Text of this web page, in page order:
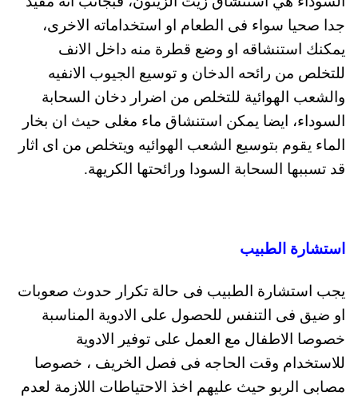
جدا صحيا سواء فى الطعام او استخداماته الاخرى،
يمكنك استنشاقه او وضع قطرة منه داخل الانف
للتخلص من رائحه الدخان و توسيع الجيوب الانفيه
والشعب الهوائية للتخلص من اضرار دخان السحابة
السوداء، ايضا يمكن استنشاق ماء مغلى حيث ان بخار
الماء يقوم بتوسيع الشعب الهوائيه ويتخلص من اى اثار
قد تسببها السحابة السودا ورائحتها الكريهة.
استشارة الطبيب
يجب استشارة الطبيب فى حالة تكرار حدوث صعوبات
او ضيق فى التنفس للحصول على الادوية المناسبة
خصوصا الاطفال مع العمل على توفير الادوية
للاستخدام وقت الحاجه فى فصل الخريف ، خصوصا
مصابى الربو حيث عليهم اخذ الاحتياطات اللازمة لعدم